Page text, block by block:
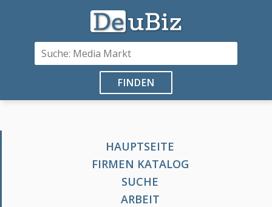
FINDEN
HAUPTSEITE
FIRMEN KATALOG
SUCHE
ARBEIT